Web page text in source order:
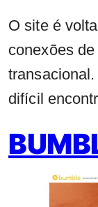
O site é
conexões
difícil